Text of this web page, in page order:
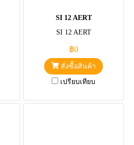
SI 12 AERT
SI 12 AERT
฿0
สั่งซื้อสินค้า
เปรียบเทียบ